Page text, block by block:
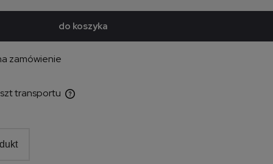
do koszyka
zamówienie
transportu